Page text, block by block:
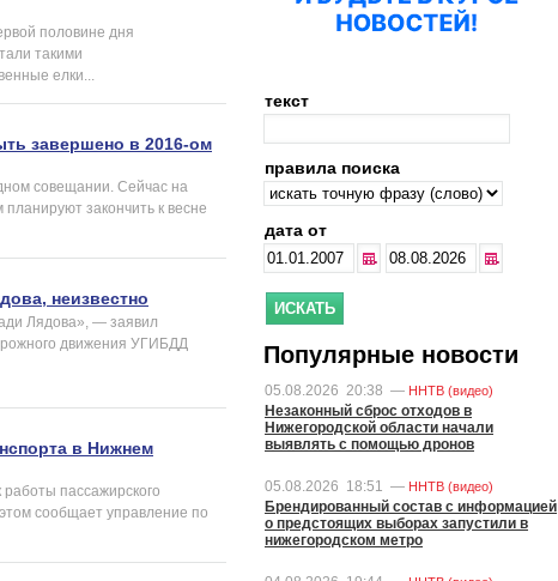
половине дня
такими
елки...
завершено в 2016-ом
совещании. Сейчас на
закончить к весне
неизвестно
Лядова», — заявил
движения УГИБДД
в Нижнем
пассажирского
сообщает управление по
текст
правила поиска
дата от
... ...
Популярные новости
05.08.2026 20:38 — ННТВ (видео)
Незаконный сброс отходов в
Нижегородской области начали
выявлять с помощью дронов
05.08.2026 18:51 — ННТВ (видео)
Брендированный состав с информацией
о предстоящих выборах запустили в
нижегородском метро